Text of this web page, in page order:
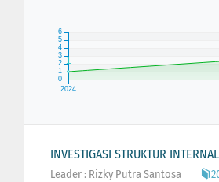
INVESTIGASI STRUKTUR
Leader : Rizky Putra Santosa